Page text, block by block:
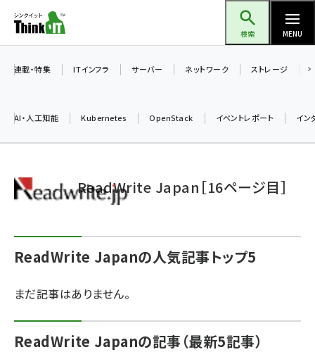
ン
ツ
検索 MENU
加藤銘のチーム貢献～仲間と築いた勝利の絆～ (2308)
北海道をのんびり旅する晴山佳須夫のヒント集！ (2025)
drupal (1947)
genai (1477)
ai crunch (1348)
連載・特集 ITインフラ サーバー ネットワーク ストレージ
AI・人工知能 Kubernetes OpenStack イベントレポート イン
ReadWrite Japan［16ページ目］
ReadWrite Japanの人気記事トップ5
まだ記事はありません。
ReadWrite Japanの記事（最新5記事）